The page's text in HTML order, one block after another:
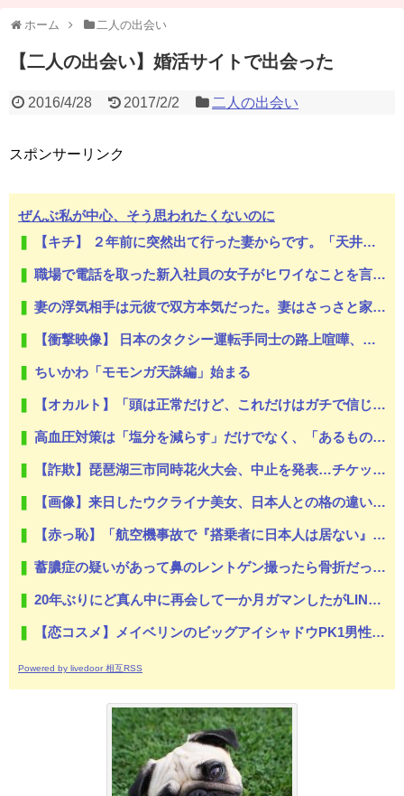
ホーム 二人の出会い
【二人の出会い】婚活サイトで出会った
2016/4/28 2017/2/2 二人の出会い
スポンサーリンク
ぜんぶ私が中心、そう思われたくないのに
【キチ】 ２年前に突然出て行った妻からです。「天井にへばりついてニタニタ笑ってないで出て行って！」【怖】
職場で電話を取った新入社員の女子がヒワイなことを言われてショックを受けたことがあった
妻の浮気相手は元彼で双方本気だった。妻はさっさと家を出て行った。愛する元彼との第二の人生が叶うと浮かれ、親権、財産も放棄して慰謝料まで払ったが... 裏切りは繰り返された。
【衝撃映像】 日本のタクシー運転手同士の路上喧嘩、ヤクザのようだと海外で話題に
ちいかわ「モモンガ天誅編」始まる
【オカルト】「頭は正常だけど、これだけはガチで信じてる」って現象ある？
高血圧対策は「塩分を減らす」だけでなく、「あるもの」を増やすといい
【詐欺】琵琶湖三市同時花火大会、中止を発表…チケット代や出店料の返金については明言せず
【画像】来日したウクライナ美女、日本人との格の違いを見せつける
【赤っ恥】「航空機事故で『搭乗者に日本人は居ない』という発表は嫌い。人間として同じ価値だと思う」→ツッコミ殺到も「自分が気に入らないと思った」とノーダメージアピール
蓄膿症の疑いがあって鼻のレントゲン撮ったら骨折だった。そういや幼稚園の頃顔面着地したことがあったが、 母ちゃん当時気づかなかったのかよ・・・
20年ぶりにど真ん中に再会して一か月ガマンしたがLINEで「たまに二人で昔話ができる友達になろう」的なメッセ送信した。昨日まで既読無視
【恋コスメ】メイベリンのビッグアイシャドウPK1男性からの評判めちゃくちゃ良い。
Powered by livedoor 相互RSS